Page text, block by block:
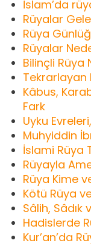
İslam’da
Rüyalar
Rüya
Rüyalar
Bilinçli Rüya
Tekrarlayan
Kâbus,
Fark
Uyku
Muhyiddin
İslami Rüya
Rüyayla
Rüya Kime
Kötü Rüya
Sâlih, Sâdık
Hadislerde
Kur’an’da